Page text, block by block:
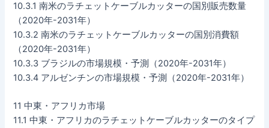
10.3.1 南米のラチェットケーブルカッターの国別販売数量
（2020年-2031年）
10.3.2 南米のラチェットケーブルカッターの国別消費額
（2020年-2031年）
10.3.3 ブラジルの市場規模・予測（2020年-2031年）
10.3.4 アルゼンチンの市場規模・予測（2020年-2031年）
11 中東・アフリカ市場
11.1 中東・アフリカのラチェットケーブルカッターのタイプ